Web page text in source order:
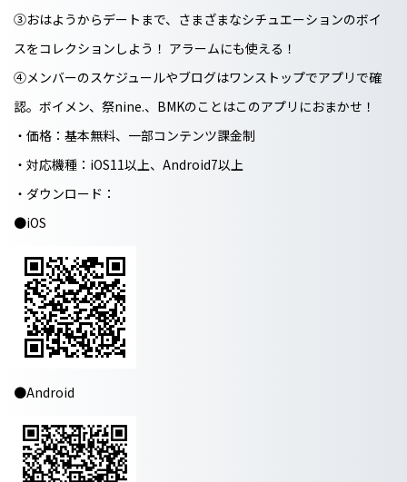
③おはようからデートまで、さまざまなシチュエーションのボイ
スをコレクションしよう！ アラームにも使える！
④メンバーのスケジュールやブログはワンストップでアプリで確
認。ボイメン、祭nine.、BMKのことはこのアプリにおまかせ！
・価格：基本無料、一部コンテンツ課金制
・対応機種：iOS11以上、Android7以上
・ダウンロード：
●iOS
●Android